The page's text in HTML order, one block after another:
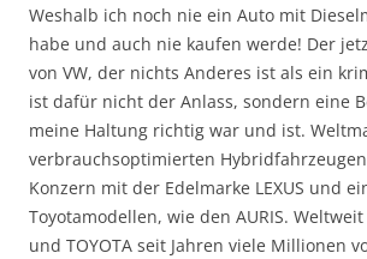
Weshalb ich noch nie ein Auto mit
habe und auch nie kaufen werde! Der
von VW, der nichts Anderes ist als ein
ist dafür nicht der Anlass, sondern eine
meine Haltung richtig war und ist.
verbrauchsoptimierten
Konzern mit der Edelmarke LEXUS und
Toyotamodellen, wie den AURIS. Weltweit
und TOYOTA seit Jahren viele Millionen